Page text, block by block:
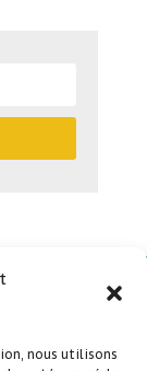
nous utilisons